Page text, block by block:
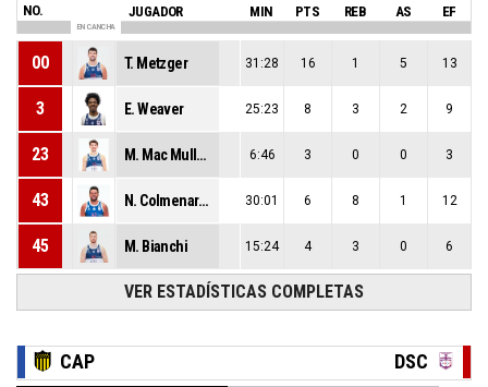
NO. JUGADOR MIN PTS REB AS EF
EN CANCHA
00 T. Metzger 31:28 16 1 5 13
3 E. Weaver 25:23 8 3 2 9
23 M. Mac Mullen 6:46 3 0 0 3
43 N. Colmenares 30:01 6 8 1 12
45 M. Bianchi 15:24 4 3 0 6
VER ESTADÍSTICAS COMPLETAS
CAP DSC